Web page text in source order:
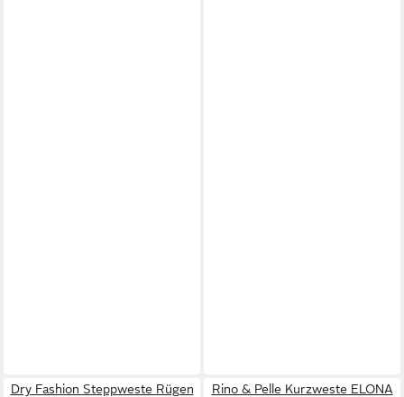
Dry Fashion Steppweste Rügen
Rino & Pelle Kurzweste ELONA